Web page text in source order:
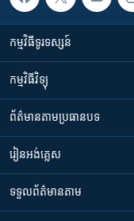
កម្មវិធី​ទូរទស្សន៍
កម្មវិធី​វិទ្យុ
ព័ត៌មាន​តាមប្រធានបទ​
រៀន​​អង់គ្លេស
ទទួល​ព័ត៌មាន​តាម